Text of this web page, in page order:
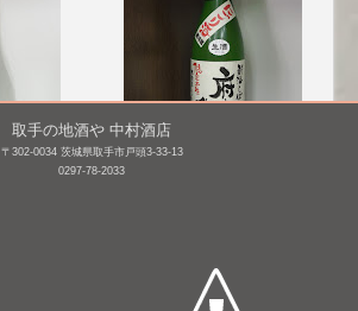
府中誉 本醸造本生 にご
取手の地酒や 中村酒店
〒302-0034 茨城県取手市戸頭3-33-13
0297-78-2033